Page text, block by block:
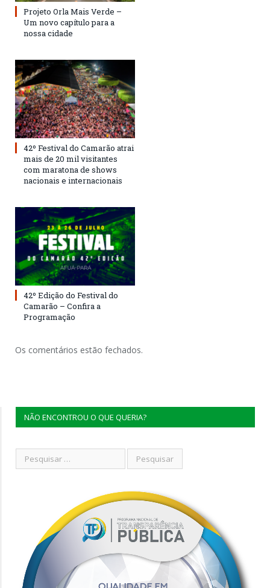
Projeto Orla Mais Verde –
Um novo capítulo para a
nossa cidade
42º Festival do Camarão atrai
mais de 20 mil visitantes
com maratona de shows
nacionais e internacionais
42º Edição do Festival do
Camarão – Confira a
Programação
Os comentários estão fechados.
NÃO ENCONTROU O QUE QUERIA?